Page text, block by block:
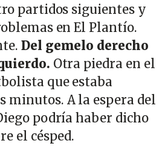
partidos siguientes y
en El Plantío.
Del gemelo derecho
Otra piedra en el
que estaba
minutos. A la espera del
podría haber dicho
el césped.